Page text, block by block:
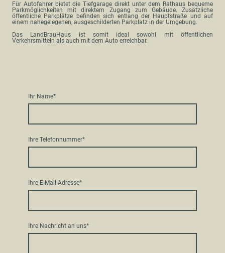
Für Autofahrer bietet die Tiefgarage direkt unter dem Rathaus bequeme
Parkmöglichkeiten mit direktem Zugang zum Gebäude. Zusätzliche
öffentliche Parkplätze befinden sich entlang der Hauptstraße und auf
einem nahegelegenen, ausgeschilderten Parkplatz in der Umgebung.
Das LandBrauHaus ist somit ideal sowohl mit öffentlichen
Verkehrsmitteln als auch mit dem Auto erreichbar.
Ihr Name*
Ihre Telefonnummer*
Ihre E-Mail-Adresse*
Ihre Nachricht an uns*